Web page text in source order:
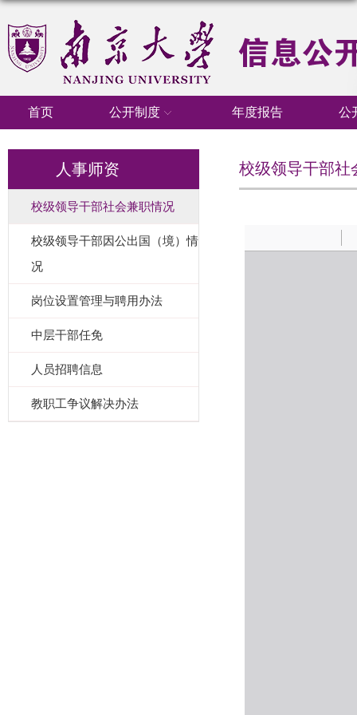
首页 公开制度 年度报告 公
人事师资
校级领导干部社会兼职情况
校级领导干部因公出国（境）情
况
岗位设置管理与聘用办法
中层干部任免
人员招聘信息
教职工争议解决办法
校级领导干部社